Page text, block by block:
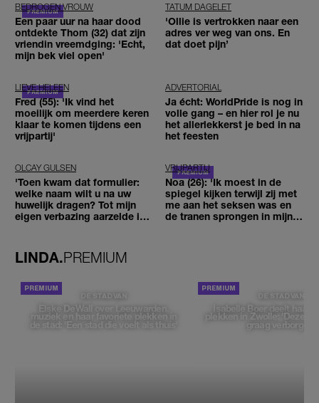
BEDROGEN VROUW
Een paar uur na haar dood
ontdekte Thom (32) dat zijn
vriendin vreemdging: 'Echt,
mijn bek viel open'
TATUM DAGELET
'Ollie is vertrokken naar een
adres ver weg van ons. En
dat doet pijn’
LIEVE HELEEN
Fred (55): 'Ik vind het
moeilijk om meerdere keren
klaar te komen tijdens een
vrijpartij'
ADVERTORIAL
Ja écht: WorldPride is nog in
volle gang – en hier rol je nu
het allerlekkerst je bed in na
het feesten
OLCAY GULSEN
'Toen kwam dat formulier:
welke naam wilt u na uw
huwelijk dragen? Tot mijn
eigen verbazing aarzelde ik
VRIJPARTIJ
Noa (26): 'Ik moest in de
spiegel kijken terwijl zij met
me aan het seksen was en
de tranen sprongen in mijn
LINDA.PREMIUM
DE STAD VAN
Elske DeWall over Leeuwarden,
muziek en haar favoriete plekken in
de stad: 'Een stad die voelt als thuis'
DE STAD VAN
Isabelle Boer deelt haar
plekken in Zwolle: 'Deze
graag verborgen'